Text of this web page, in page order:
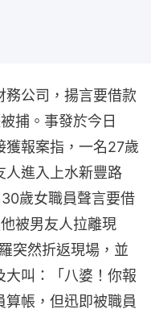
務公司，揚言要借款
捕。事發於今日
獲報案指，一名27歲
人進入上水新豐路
歲女職員聲言要借
被男友人拉離現
突然折返現場，並
大叫：「八婆！你報
帳，但迅即被職員